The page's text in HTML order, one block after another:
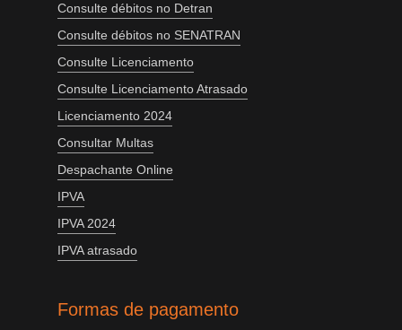
Consulte débitos no Detran
Consulte débitos no SENATRAN
Consulte Licenciamento
Consulte Licenciamento Atrasado
Licenciamento 2024
Consultar Multas
Despachante Online
IPVA
IPVA 2024
IPVA atrasado
Formas de pagamento